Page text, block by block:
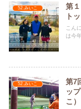
52.みいこ
第
ト
こん
は今
52.みいこ
第7
ッ
こ）